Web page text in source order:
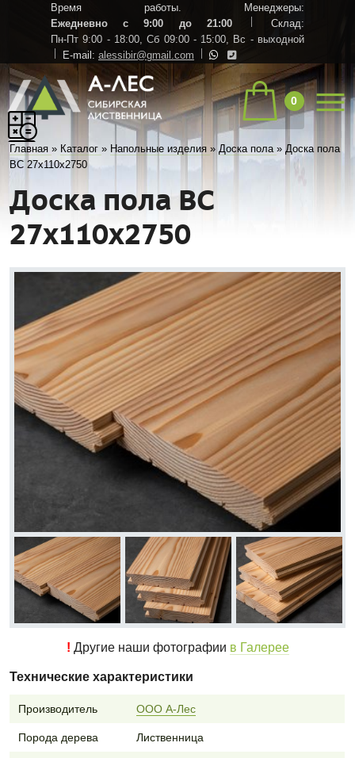
Время работы. Менеджеры:
Ежедневно с 9:00 до 21:00
Склад:
Пн-Пт 9:00 - 18:00, Сб 09:00 - 15:00, Вс - выходной
E-mail: alessibir@gmail.com
0
Главная » Каталог » Напольные изделия »Доска пола »Доска пола
ВС 27х110х2750
Доска пола ВС
27х110х2750
! Другие наши фотографии в Галерее
Технические характеристики
Производитель ООО А-Лес
Порода дерева Лиственница